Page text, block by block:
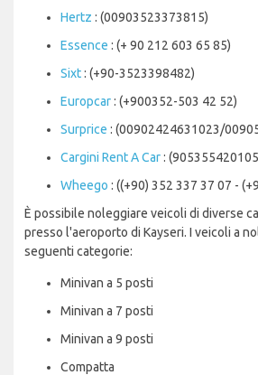
Hertz : (00903523373815)
Essence : (+ 90 212 603 65 85)
Sixt: (+90-3523398482)
Europcar: (+900352-503 42 52)
Surprice : (00902424631023/
Cargini Rent A Car:
Wheego : ((+90) 352 337 37 07 -
È possibile noleggiare veicoli di diverse
presso l'aeroporto di Kayseri. I veicoli a
seguenti categorie:
Minivan a 5 posti
Minivan a 7 posti
Minivan a 9 posti
Compatta